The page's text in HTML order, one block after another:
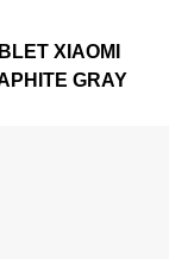
XIAOMI
GRAY